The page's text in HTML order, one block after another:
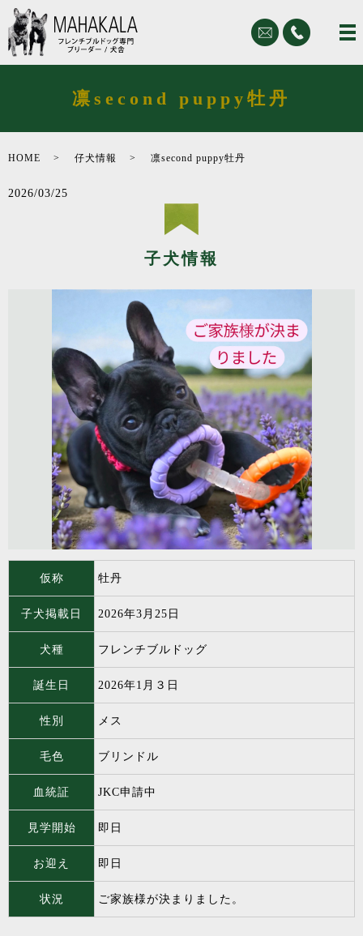
凛second puppy牡丹
HOME 仔犬情報 凛second puppy牡丹
2026/03/25
子犬情報
仮称 牡丹
子犬掲載日 2026年3月25日
犬種 フレンチブルドッグ
誕生日 2026年1月３日
性別 メス
毛色 ブリンドル
血統証 JKC申請中
見学開始 即日
お迎え 即日
状況 ご家族様が決まりました。